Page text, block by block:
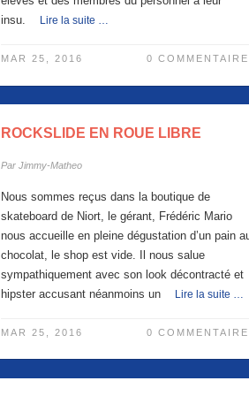
insu.
Lire la suite …
MAR 25, 2016 0
ROCKSLIDE EN ROUE LIBRE
Par Jimmy-Matheo
Nous sommes reçus dans la boutique de
skateboard de Niort, le gérant, Frédéric Mario
nous accueille en pleine dégustation d’un pain
chocolat, le shop est vide. Il nous salue
sympathiquement avec son look décontracté et
hipster accusant néanmoins un
Lire la suite …
MAR 25, 2016 0